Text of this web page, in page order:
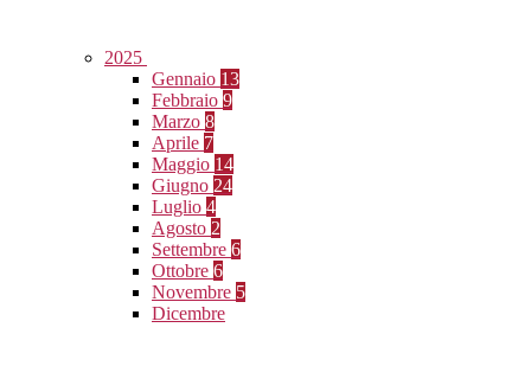
2025
Gennaio 13
Febbraio 9
Marzo 8
Aprile 7
Maggio 14
Giugno 24
Luglio 4
Agosto 2
Settembre 6
Ottobre 6
Novembre 5
Dicembre